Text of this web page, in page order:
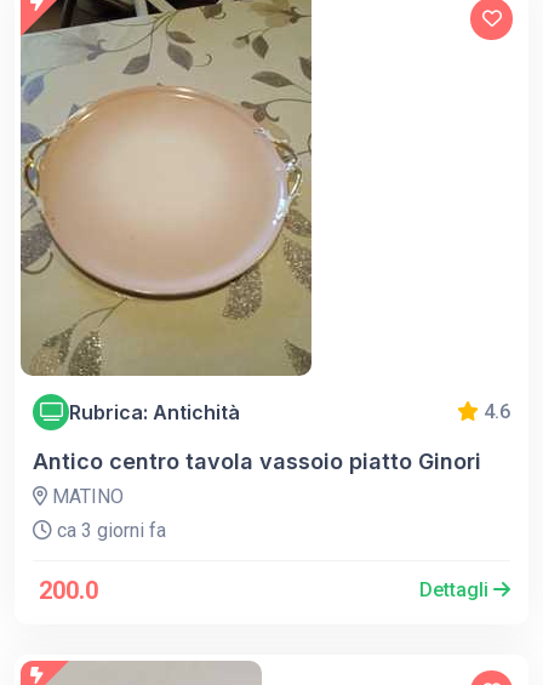
Rubrica: Antichità 4.6
Antico centro tavola vassoio piatto Ginori
MATINO
ca 3 giorni fa
200.0 Dettagli